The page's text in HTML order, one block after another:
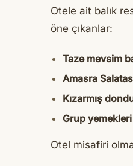
Otele ait balık
öne çıkanlar:
Taze mevsim
Amasra
Kızarmış
Grup yemekleri
Otel misafiri